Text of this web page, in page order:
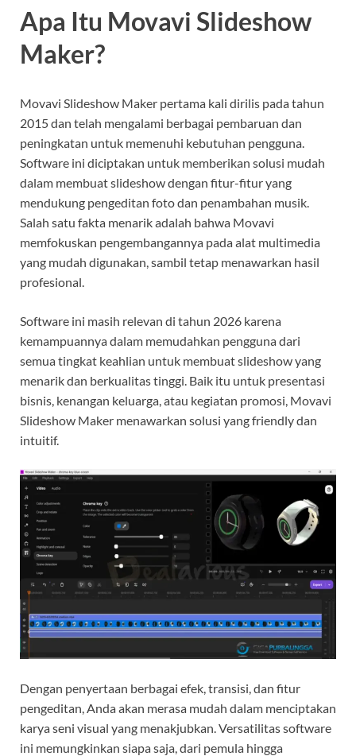
Apa Itu Movavi Slideshow
Maker?
Movavi Slideshow Maker pertama kali dirilis pada tahun
2015 dan telah mengalami berbagai pembaruan dan
peningkatan untuk memenuhi kebutuhan pengguna.
Software ini diciptakan untuk memberikan solusi mudah
dalam membuat slideshow dengan fitur-fitur yang
mendukung pengeditan foto dan penambahan musik.
Salah satu fakta menarik adalah bahwa Movavi
memfokuskan pengembangannya pada alat multimedia
yang mudah digunakan, sambil tetap menawarkan hasil
profesional.
Software ini masih relevan di tahun 2026 karena
kemampuannya dalam memudahkan pengguna dari
semua tingkat keahlian untuk membuat slideshow yang
menarik dan berkualitas tinggi. Baik itu untuk presentasi
bisnis, kenangan keluarga, atau kegiatan promosi, Movavi
Slideshow Maker menawarkan solusi yang friendly dan
intuitif.
Dengan penyertaan berbagai efek, transisi, dan fitur
pengeditan, Anda akan merasa mudah dalam menciptakan
karya seni visual yang menakjubkan. Versatilitas software
ini memungkinkan siapa saja, dari pemula hingga